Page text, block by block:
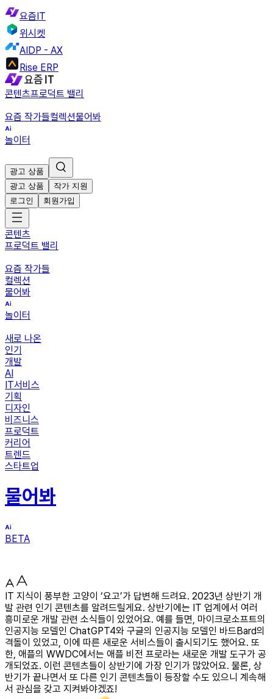
요즘IT
위시켓
AIDP - AX
Rise ERP
콘텐츠프로덕트 밸리
요즘 작가들컬렉션물어봐
놀이터
광고 상품
광고 상품
작가 지원
로그인
회원가입
콘텐츠
프로덕트 밸리
요즘 작가들
컬렉션
물어봐
놀이터
새로 나온
인기
개발
AI
IT서비스
기획
디자인
비즈니스
프로덕트
커리어
트렌드
스타트업
물어봐
BETA
IT 지식이 풍부한 고양이 ‘요고’가 답변해 드려요. 2023년 상반기 개
발 관련 인기 콘텐츠를 알려드릴게요. 상반기에는 IT 업계에서 여러
흥미로운 개발 관련 소식들이 있었어요. 예를 들면, 마이크로소프트의
인공지능 모델인 ChatGPT4와 구글의 인공지능 모델인 바드Bard의
격돌이 있었고, 이에 따른 새로운 서비스들이 출시되기도 했어요. 또
한, 애플의 WWDC에서는 애플 비전 프로라는 새로운 개발 도구가 공
개되었죠. 이런 콘텐츠들이 상반기에 가장 인기가 많았어요. 물론, 상
반기가 끝나면서 또 다른 인기 콘텐츠들이 등장할 수도 있으니 계속해
서 관심을 갖고 지켜봐야겠죠!